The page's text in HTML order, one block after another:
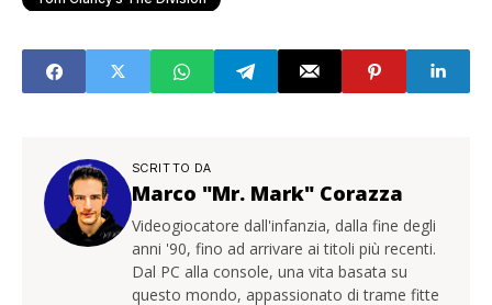
SCRITTO DA
Marco "Mr. Mark" Corazza
Videogiocatore dall'infanzia, dalla fine degli
anni '90, fino ad arrivare ai titoli più recenti.
Dal PC alla console, una vita basata su
questo mondo, appassionato di trame fitte